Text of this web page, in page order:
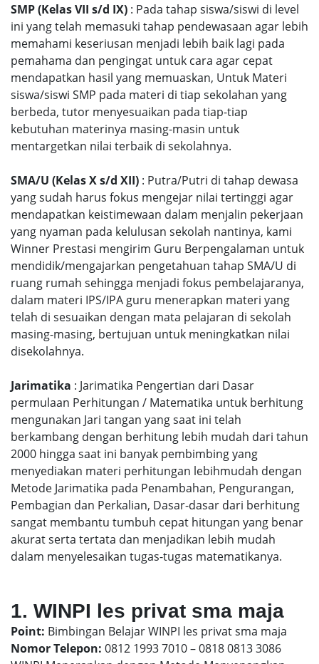
SMP (Kelas VII s/d IX) : Pada tahap siswa/siswi di level
ini yang telah memasuki tahap pendewasaan agar lebih
memahami keseriusan menjadi lebih baik lagi pada
pemahama dan pengingat untuk cara agar cepat
mendapatkan hasil yang memuaskan, Untuk Materi
siswa/siswi SMP pada materi di tiap sekolahan yang
berbeda, tutor menyesuaikan pada tiap-tiap
kebutuhan materinya masing-masin untuk
mentargetkan nilai terbaik di sekolahnya.
SMA/U (Kelas X s/d XII) : Putra/Putri di tahap dewasa
yang sudah harus fokus mengejar nilai tertinggi agar
mendapatkan keistimewaan dalam menjalin pekerjaan
yang nyaman pada kelulusan sekolah nantinya, kami
Winner Prestasi mengirim Guru Berpengalaman untuk
mendidik/mengajarkan pengetahuan tahap SMA/U di
ruang rumah sehingga menjadi fokus pembelajaranya,
dalam materi IPS/IPA guru menerapkan materi yang
telah di sesuaikan dengan mata pelajaran di sekolah
masing-masing, bertujuan untuk meningkatkan nilai
disekolahnya.
Jarimatika : Jarimatika Pengertian dari Dasar
permulaan Perhitungan / Matematika untuk berhitung
mengunakan Jari tangan yang saat ini telah
berkambang dengan berhitung lebih mudah dari tahun
2000 hingga saat ini banyak pembimbing yang
menyediakan materi perhitungan lebihmudah dengan
Metode Jarimatika pada Penambahan, Pengurangan,
Pembagian dan Perkalian, Dasar-dasar dari berhitung
sangat membantu tumbuh cepat hitungan yang benar
akurat serta tertata dan menjadikan lebih mudah
dalam menyelesaikan tugas-tugas matematikanya.
1. WINPI les privat sma maja
Point: Bimbingan Belajar WINPI les privat sma maja
Nomor Telepon: 0812 1993 7010 – 0818 0813 3086